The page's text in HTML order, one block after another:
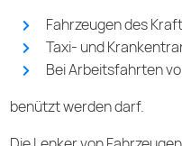
Fahrzeugen des
Taxi- und
Bei Arbeitsfahrten
benützt werden darf.